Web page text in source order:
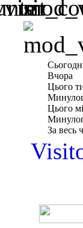
Вчора
Цього
Цього
За весь